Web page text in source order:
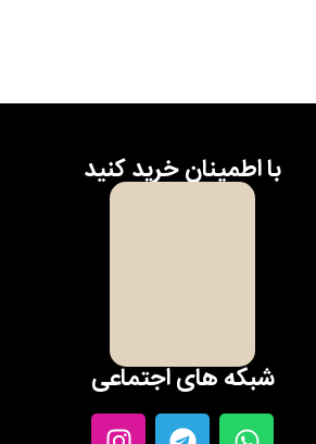
با اطمینان خرید کنید
شبکه های اجتماعی